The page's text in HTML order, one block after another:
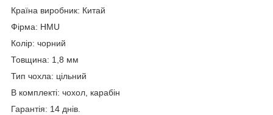
Країна виробник: Китай
Фірма: HMU
Колір: чорний
Товщина: 1,8 мм
Тип чохла: цільний
В комплекті: чохол, карабін
Гарантія: 14 днів.